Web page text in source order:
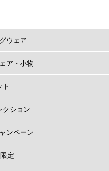
ウェア
ア・小物
ト
クション
ンペーン
定